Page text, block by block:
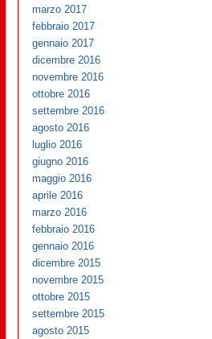
marzo 2017
febbraio 2017
gennaio 2017
dicembre 2016
novembre 2016
ottobre 2016
settembre 2016
agosto 2016
luglio 2016
giugno 2016
maggio 2016
aprile 2016
marzo 2016
febbraio 2016
gennaio 2016
dicembre 2015
novembre 2015
ottobre 2015
settembre 2015
agosto 2015